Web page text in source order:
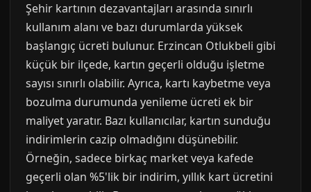
Şehir kartının dezavantajları arasında sınırlı
kullanım alanı ve bazı durumlarda yüksek
başlangıç ücreti bulunur. Erzincan Otlukbeli gibi
küçük bir ilçede, kartın geçerli olduğu işletme
sayısı sınırlı olabilir. Ayrıca, kartı kaybetme veya
bozulma durumunda yenileme ücreti ek bir
maliyet yaratır. Bazı kullanıcılar, kartın sunduğu
indirimlerin cazip olmadığını düşünebilir.
Örneğin, sadece birkaç market veya kafede
geçerli olan %5'lik bir indirim, yıllık kart ücretini